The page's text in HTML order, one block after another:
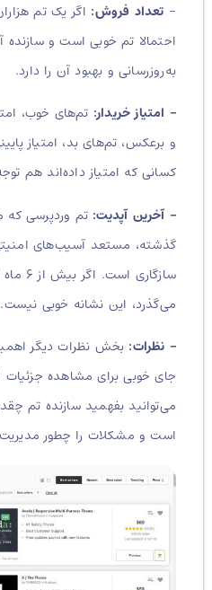
تعداد فروش:اگر یک تم هزاران
احتمالا تم خوبی است و سازنده آن
به‌روز‌رسانی و بهبود آن را دارد.
امتیاز خریدار:تم‌های خوب،
و برعکس، تم‌های بد، امتیاز پایینی
کسانی که امتیاز داده‌اند هم توجه
– آخرین آپدیت:تم وردپرسی که
گذشته، مستعد آسیب‌های امنیتی
سازگاری است. اگر
می‌گذرد، این نشانه خوبی نیست.
– نظرات:بخش نظرات دیگر اهمیت قبل
جای خوبی برای مشاهده جزئیات
می‌توانید بفهمید سازنده تم چقدر
است و مشکلات را چطور مدیریت و